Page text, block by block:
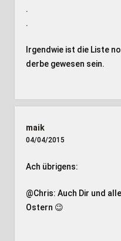
.
.
Irgendwie ist die Liste
derbe gewesen sein.
maik
04/04/2015
Ach übrigens:
@Chris: Auch Dir und
Ostern 😉